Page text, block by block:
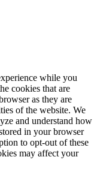
while you
cookies that are
as they are
of the website. We
and understand how
in your browser
to opt-out of these
may affect your